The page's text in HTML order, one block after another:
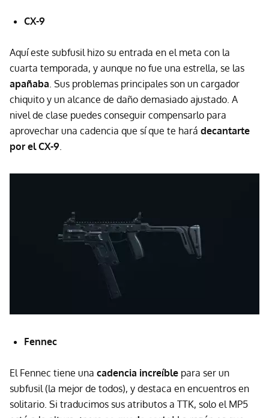
CX-9
Aquí este subfusil hizo su entrada en el meta con la
cuarta temporada, y aunque no fue una estrella, se las
apañaba. Sus problemas principales son un cargador
chiquito y un alcance de daño demasiado ajustado. A
nivel de clase puedes conseguir compensarlo para
aprovechar una cadencia que sí que te hará decantarte
por el CX-9.
Fennec
El Fennec tiene una cadencia increíble para ser un
subfusil (la mejor de todos), y destaca en encuentros en
solitario. Si traducimos sus atributos a TTK, solo el MP5